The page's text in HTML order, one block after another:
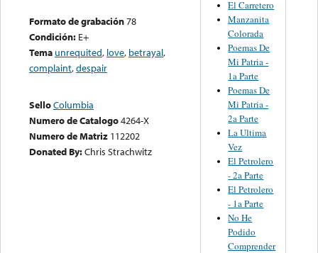
Formato de grabación78
Condición: E+
Tema unrequited, love, betrayal,
complaint,despair
SelloColumbia
Numero de Catalogo4264-X
Numero de Matriz 112202
Donated By:Chris Strachwitz
El Carretero
Manzanita
Colorada
Poemas De
Mi Patria -
1a Parte
Poemas De
Mi Patria -
2a Parte
La Ultima
Vez
El Petrolero
- 2a Parte
El Petrolero
- 1a Parte
No He
Podido
Comprender